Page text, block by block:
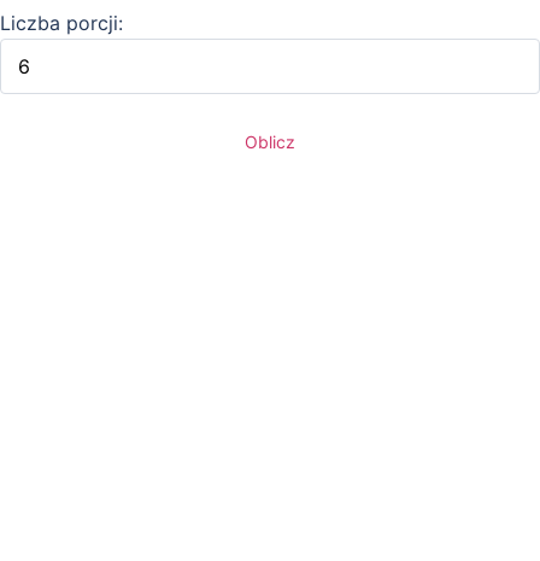
Liczba porcji:
Oblicz